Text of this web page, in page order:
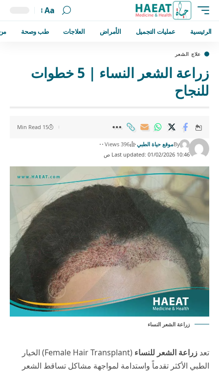
Aa
الرئيسية عمليات التجميل الأمراض العلاجات طب وصحة
علاج الشعر
زراعة الشعر النساء | 5 خطوات
للنجاح
Last updated: 01/02/2026 10:46 ص
Byموقع حياة الطبي 396 Views
15 Min Read
زراعة الشعر النساء
تعد زراعة الشعر للنساء
(Female Hair Transplant) الخيار
الطبي الأكثر تقدماً واستدامة لمواجهة مشاكل تساقط الشعر